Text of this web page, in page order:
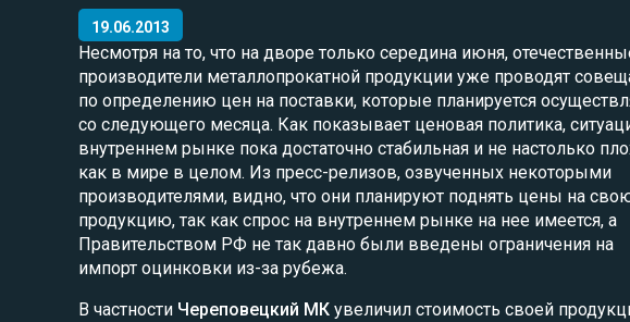
19.06.2013
Несмотря на то, что на дворе только середина июня,
производители металлопрокатной продукции уже проводят
по определению цен на поставки, которые планируется
со следующего месяца. Как показывает ценовая политика,
внутреннем рынке пока достаточно стабильная и не настолько
как в мире в целом. Из пресс-релизов, озвученных некоторыми
производителями, видно, что они планируют поднять цены на
продукцию, так как спрос на внутреннем рынке на нее имеется, а
Правительством РФ не так давно были введены ограничения на
импорт оцинковки из-за рубежа.
В частности Череповецкий МКувеличил стоимость своей